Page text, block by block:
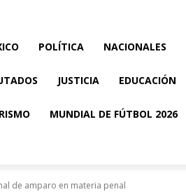
POLÍTICA NACIONALES
JUSTICIA EDUCACIÓN
MUNDIAL DE FÚTBOL 2026
de amparo en materia penal